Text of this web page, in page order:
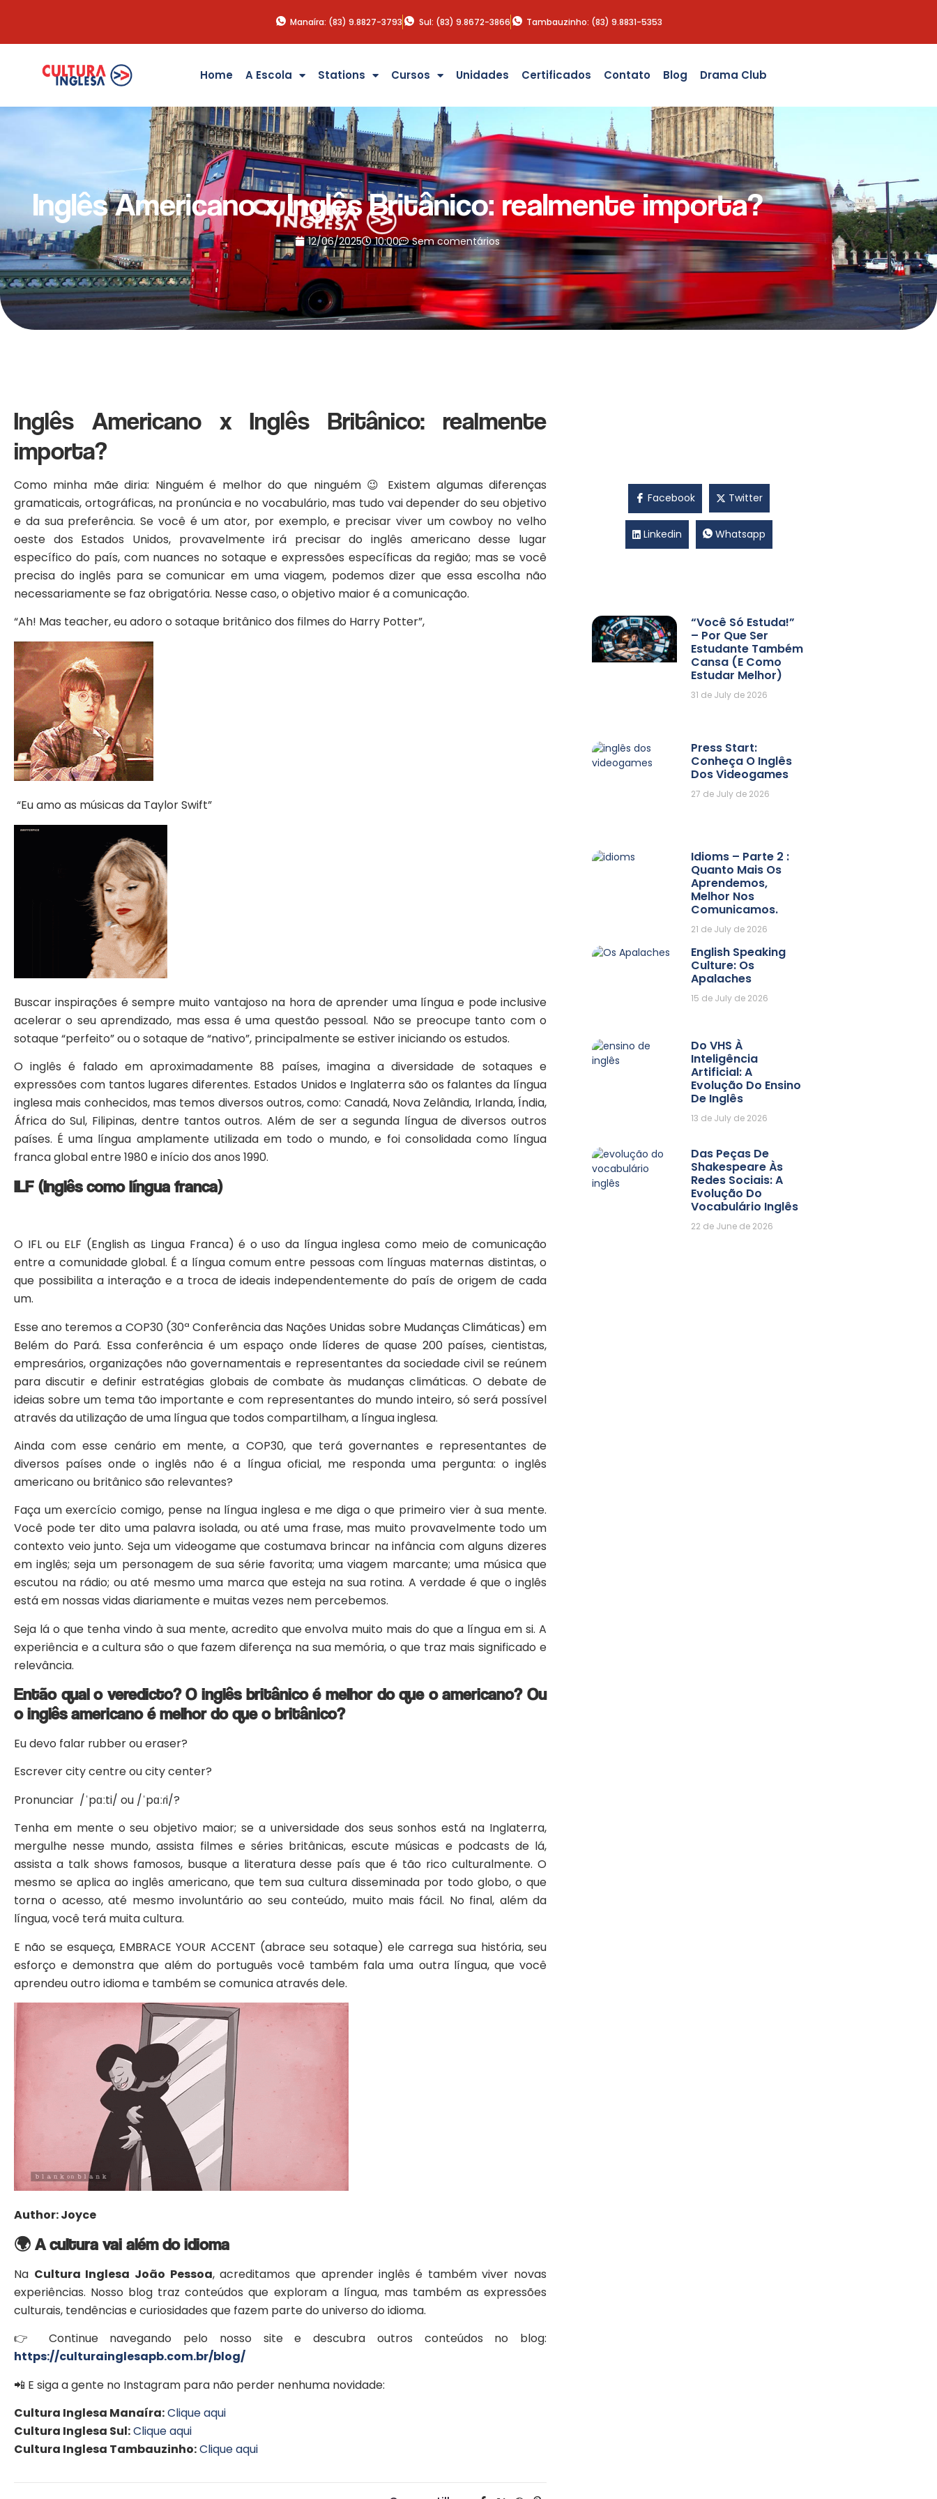
Manaíra: (83) 9.8827-3793 Sul: (83) 9.8672-3866 Tambauzinho: (83) 9.8831-5353
Home A Escola Stations Cursos Unidades Certificados Contato Blog Drama Club
Inglês Americano x Inglês Britânico: realmente importa?
12/06/2025 10:00 Sem comentários
Inglês Americano x Inglês Britânico: realmente
importa?
Como minha mãe diria: Ninguém é melhor do que ninguém 😉 Existem algumas diferenças
gramaticais, ortográficas, na pronúncia e no vocabulário, mas tudo vai depender do seu objetivo
e da sua preferência. Se você é um ator, por exemplo, e precisar viver um cowboy no velho
oeste dos Estados Unidos, provavelmente irá precisar do inglês americano desse lugar
específico do país, com nuances no sotaque e expressões específicas da região; mas se você
precisa do inglês para se comunicar em uma viagem, podemos dizer que essa escolha não
necessariamente se faz obrigatória. Nesse caso, o objetivo maior é a comunicação.
“Ah! Mas teacher, eu adoro o sotaque britânico dos filmes do Harry Potter”,
“Eu amo as músicas da Taylor Swift”
Buscar inspirações é sempre muito vantajoso na hora de aprender uma língua e pode inclusive
acelerar o seu aprendizado, mas essa é uma questão pessoal. Não se preocupe tanto com o
sotaque “perfeito” ou o sotaque de “nativo”, principalmente se estiver iniciando os estudos.
O inglês é falado em aproximadamente 88 países, imagina a diversidade de sotaques e
expressões com tantos lugares diferentes. Estados Unidos e Inglaterra são os falantes da língua
inglesa mais conhecidos, mas temos diversos outros, como: Canadá, Nova Zelândia, Irlanda, Índia,
África do Sul, Filipinas, dentre tantos outros. Além de ser a segunda língua de diversos outros
países. É uma língua amplamente utilizada em todo o mundo, e foi consolidada como língua
franca global entre 1980 e início dos anos 1990.
ILF (Inglês como língua franca)
O IFL ou ELF (English as Lingua Franca) é o uso da língua inglesa como meio de comunicação
entre a comunidade global. É a língua comum entre pessoas com línguas maternas distintas, o
que possibilita a interação e a troca de ideais independentemente do país de origem de cada
um.
Esse ano teremos a COP30 (30ª Conferência das Nações Unidas sobre Mudanças Climáticas) em
Belém do Pará. Essa conferência é um espaço onde líderes de quase 200 países, cientistas,
empresários, organizações não governamentais e representantes da sociedade civil se reúnem
para discutir e definir estratégias globais de combate às mudanças climáticas. O debate de
ideias sobre um tema tão importante e com representantes do mundo inteiro, só será possível
através da utilização de uma língua que todos compartilham, a língua inglesa.
Ainda com esse cenário em mente, a COP30, que terá governantes e representantes de
diversos países onde o inglês não é a língua oficial, me responda uma pergunta: o inglês
americano ou britânico são relevantes?
Faça um exercício comigo, pense na língua inglesa e me diga o que primeiro vier à sua mente.
Você pode ter dito uma palavra isolada, ou até uma frase, mas muito provavelmente todo um
contexto veio junto. Seja um videogame que costumava brincar na infância com alguns dizeres
em inglês; seja um personagem de sua série favorita; uma viagem marcante; uma música que
escutou na rádio; ou até mesmo uma marca que esteja na sua rotina. A verdade é que o inglês
está em nossas vidas diariamente e muitas vezes nem percebemos.
Seja lá o que tenha vindo à sua mente, acredito que envolva muito mais do que a língua em si. A
experiência e a cultura são o que fazem diferença na sua memória, o que traz mais significado e
relevância.
Então qual o veredicto? O inglês britânico é melhor do que o americano? Ou
o inglês americano é melhor do que o britânico?
Eu devo falar rubber ou eraser?
Escrever city centre ou city center?
Pronunciar /ˈpɑːti/ ou /ˈpɑːɾi/?
Tenha em mente o seu objetivo maior; se a universidade dos seus sonhos está na Inglaterra,
mergulhe nesse mundo, assista filmes e séries britânicas, escute músicas e podcasts de lá,
assista a talk shows famosos, busque a literatura desse país que é tão rico culturalmente. O
mesmo se aplica ao inglês americano, que tem sua cultura disseminada por todo globo, o que
torna o acesso, até mesmo involuntário ao seu conteúdo, muito mais fácil. No final, além da
língua, você terá muita cultura.
E não se esqueça, EMBRACE YOUR ACCENT (abrace seu sotaque) ele carrega sua história, seu
esforço e demonstra que além do português você também fala uma outra língua, que você
aprendeu outro idioma e também se comunica através dele.
Author: Joyce
🌍 A cultura vai além do idioma
Na Cultura Inglesa João Pessoa, acreditamos que aprender inglês é também viver novas
experiências. Nosso blog traz conteúdos que exploram a língua, mas também as expressões
culturais, tendências e curiosidades que fazem parte do universo do idioma.
👉 Continue navegando pelo nosso site e descubra outros conteúdos no blog:
https://culturainglesapb.com.br/blog/
📲 E siga a gente no Instagram para não perder nenhuma novidade:
Cultura Inglesa Manaíra:Clique aqui
Cultura Inglesa Sul:Clique aqui
Cultura Inglesa Tambauzinho:Clique aqui
Facebook Twitter
Linkedin Whatsapp
“Você Só Estuda!”
– Por Que Ser
Estudante Também
Cansa (e Como
Estudar Melhor)
31 de July de 2026
Press Start:
Conheça O Inglês
Dos Videogames
27 de July de 2026
Idioms – Parte 2 :
Quanto Mais Os
Aprendemos,
Melhor Nos
Comunicamos.
21 de July de 2026
English Speaking
Culture: Os
Apalaches
15 de July de 2026
Do VHS À
Inteligência
Artificial: A
Evolução Do Ensino
De Inglês
13 de July de 2026
Das Peças De
Shakespeare Às
Redes Sociais: A
Evolução Do
Vocabulário Inglês
22 de June de 2026